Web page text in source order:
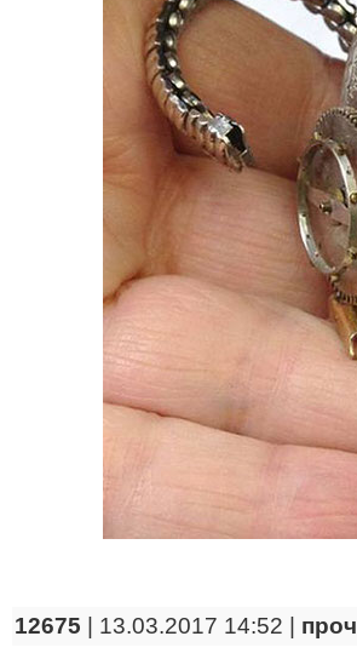
12675 | 13.03.2017 14:52 |